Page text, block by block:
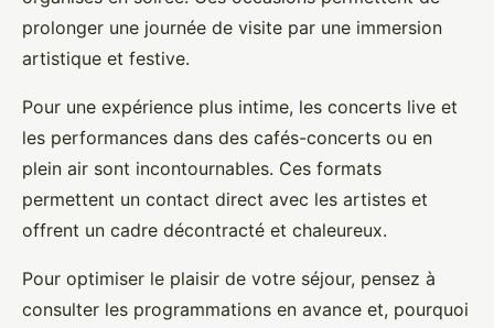
prolonger une journée de visite par une immersion
artistique et festive.
Pour une expérience plus intime, les concerts live et
les performances dans des cafés-concerts ou en
plein air sont incontournables. Ces formats
permettent un contact direct avec les artistes et
offrent un cadre décontracté et chaleureux.
Pour optimiser le plaisir de votre séjour, pensez à
consulter les programmations en avance et, pourquoi